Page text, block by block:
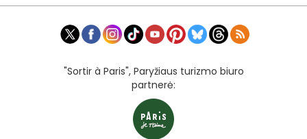
"Sortir à Paris", Paryžiaus turizmo biuro
partnerė: